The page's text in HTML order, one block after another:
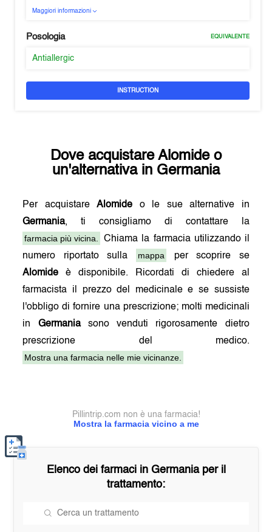
Maggiori informazioni
Posologia EQUIVALENTE
Antiallergic
INSTRUCTION
Dove acquistare Alomideo
un'alternativa in Germania
Per acquistareAlomide o le sue alternative in
Germania, ti consigliamo di contattare la
farmacia più vicina.
Chiama la farmacia utilizzando il
numero riportato sulla
mappa
per scoprire se
Alomide è disponibile. Ricordati di chiedere al
farmacista il prezzo del medicinale e se sussiste
l'obbligo di fornire una prescrizione; molti medicinali
in Germaniasono venduti rigorosamente dietro
prescrizione del medico.
Mostra una farmacia nelle mie vicinanze.
Mostra la farmacia vicino a me
Pillintrip.com non è una farmacia!
Elenco dei farmaci in Germaniaper il
trattamento: